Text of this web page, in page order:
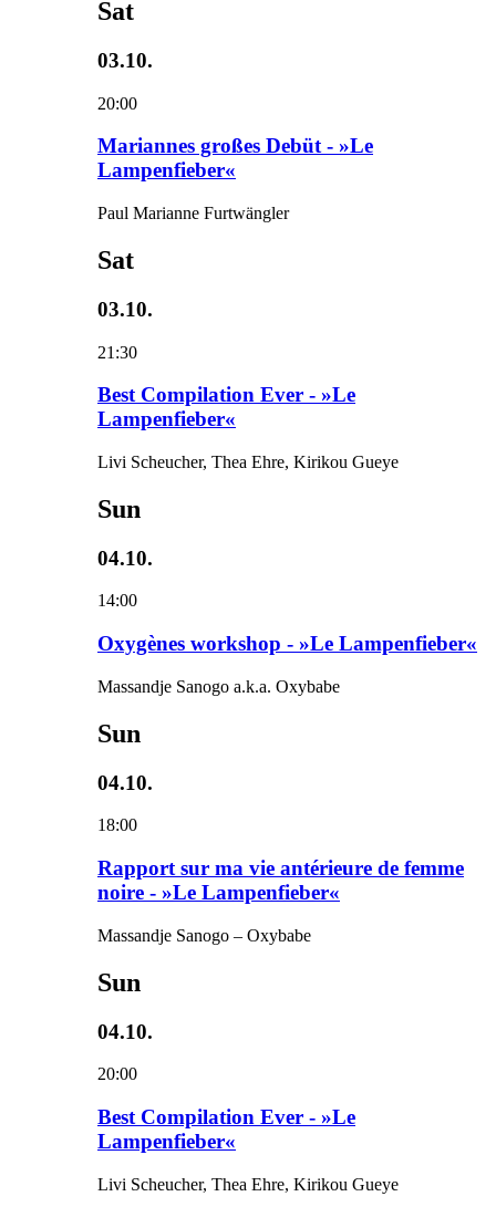
Sat
03.10.
20:00
Mariannes großes Debüt - »Le
Lampenfieber«
Paul Marianne Furtwängler
Sat
03.10.
21:30
Best Compilation Ever - »Le
Lampenfieber«
Livi Scheucher, Thea Ehre, Kirikou Gueye
Sun
04.10.
14:00
Oxygènes workshop - »Le Lampenfieber«
Massandje Sanogo a.k.a. Oxybabe
Sun
04.10.
18:00
Rapport sur ma vie antérieure de femme
noire - »Le Lampenfieber«
Massandje Sanogo – Oxybabe
Sun
04.10.
20:00
Best Compilation Ever - »Le
Lampenfieber«
Livi Scheucher, Thea Ehre, Kirikou Gueye